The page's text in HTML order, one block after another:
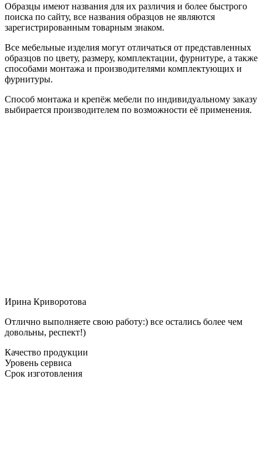
Образцы имеют названия для их различия и более быстрого
поиска по сайту, все названия образцов не являются
зарегистрированным товарным знаком.
Все мебельные изделия могут отличаться от представленных
образцов по цвету, размеру, комплектации, фурнитуре, а также
способами монтажа и производителями комплектующих и
фурнитуры.
Способ монтажа и крепёж мебели по индивидуальному заказу
выбирается производителем по возможности её применения.
Ирина Криворотова
Отлично выполняете свою работу:) все остались более чем
довольны, респект!)
Качество продукции
Уровень сервиса
Срок изготовления